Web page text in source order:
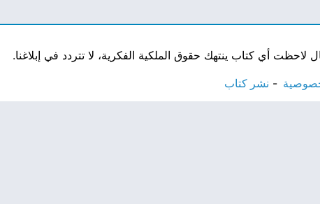
أي كتاب ينتهك حقوق الملكية الفكرية، لا تتردد في إبلاغنا.
نشر كتاب